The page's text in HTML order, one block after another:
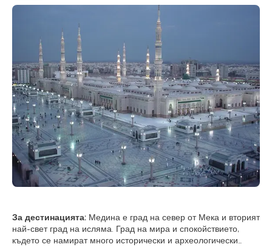
За дестинацията: Медина е град на север от Мека и вторият
най-свет град на исляма. Град на мира и спокойствието,
където се намират много исторически и археологически